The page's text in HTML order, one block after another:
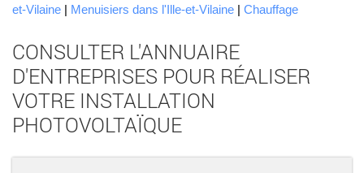
et-Vilaine | Menuisiers dans l'Ille-et-Vilaine | Chauffage
CONSULTER L'ANNUAIRE
D'ENTREPRISES POUR RÉALISER
VOTRE INSTALLATION
PHOTOVOLTAÏQUE